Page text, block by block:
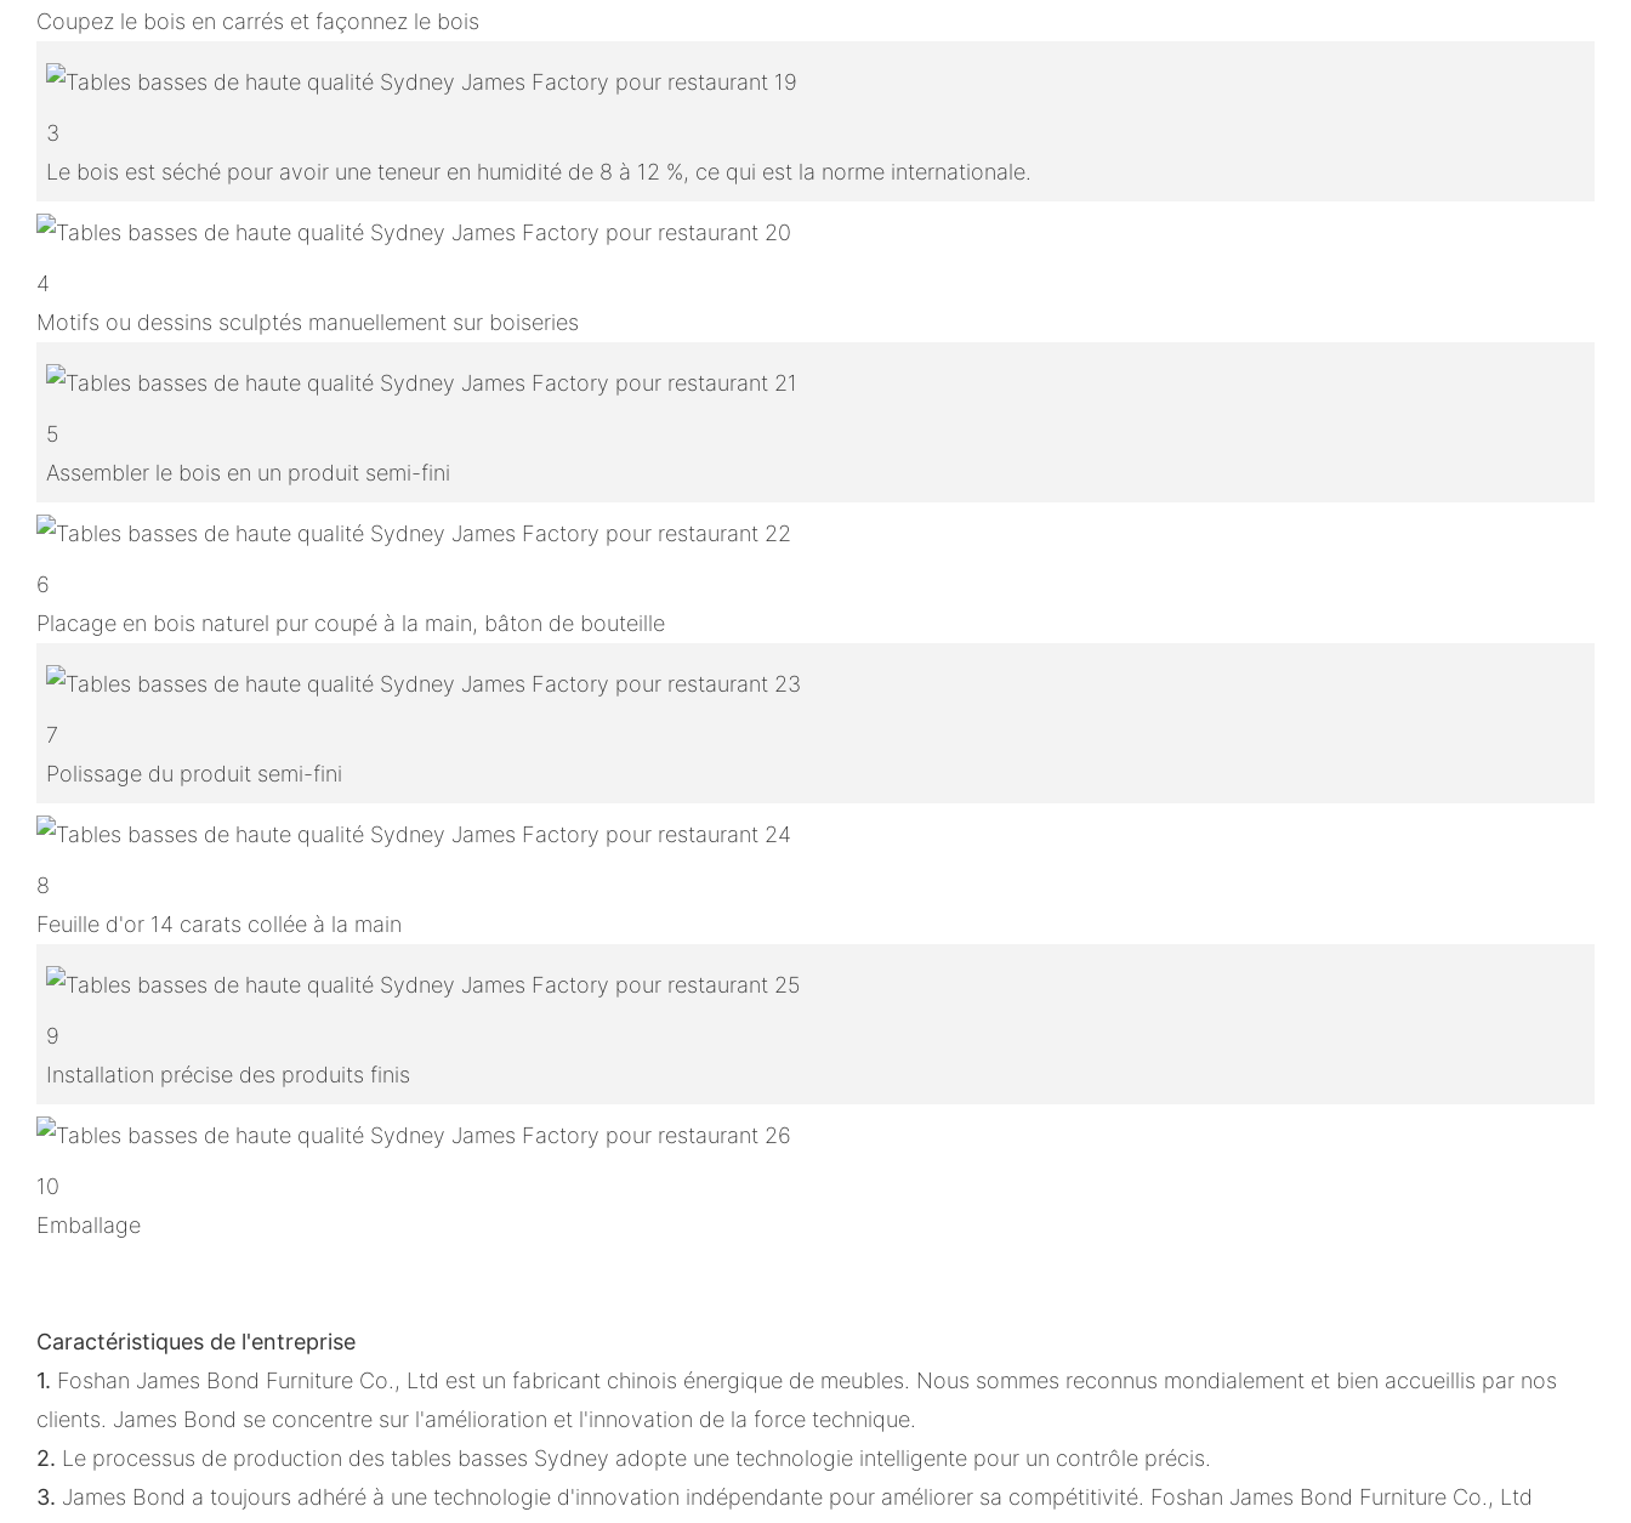
Coupez le bois en carrés et façonnez le bois
3
Le bois est séché pour avoir une teneur en humidité de 8 à 12 %, ce qui est la norme internationale.
4
Motifs ou dessins sculptés manuellement sur boiseries
5
Assembler le bois en un produit semi-fini
6
Placage en bois naturel pur coupé à la main, bâton de bouteille
7
Polissage du produit semi-fini
8
Feuille d'or 14 carats collée à la main
9
Installation précise des produits finis
10
Emballage
Caractéristiques de l'entreprise
1. Foshan James Bond Furniture Co., Ltd est un fabricant chinois énergique de meubles. Nous sommes reconnus mondialement et bien accueillis par nos
clients. James Bond se concentre sur l'amélioration et l'innovation de la force technique.
2. Le processus de production des tables basses Sydney adopte une technologie intelligente pour un contrôle précis.
3. James Bond a toujours adhéré à une technologie d'innovation indépendante pour améliorer sa compétitivité. Foshan James Bond Furniture Co., Ltd